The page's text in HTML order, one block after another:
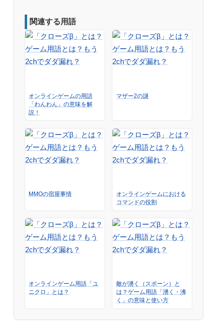
関連する用語
オンラインゲームの用語
「わんわん」の意味を解
説！
マザー2の謎
MMOの宿屋事情
オンラインゲームにおける
コマンドの役割
オンラインゲーム用語「ユ
ニクロ」とは？
敵が湧く（スポーン）と
は？ゲーム用語「湧く・沸
く」の意味と使い方